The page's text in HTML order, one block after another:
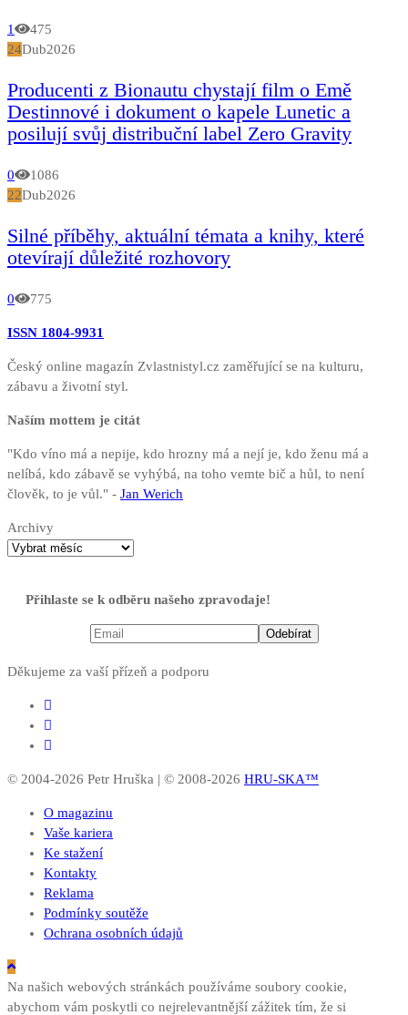
1
475
24Dub2026
Producenti z Bionautu chystají film o Emě
Destinnové i dokument o kapele Lunetic a
posilují svůj distribuční label Zero Gravity
0
1086
22Dub2026
Silné příběhy, aktuální témata a knihy, které
otevírají důležité rozhovory
0 775
ISSN 1804-9931
Český online magazín Zvlastnistyl.cz zaměřující se na kulturu,
zábavu a životní styl.
Naším mottem je citát
"Kdo víno má a nepije, kdo hrozny má a nejí je, kdo ženu má a
nelíbá, kdo zábavě se vyhýbá, na toho vemte bič a hůl, to není
člověk, to je vůl." - Jan Werich
Archivy
Přihlaste se k odběru našeho zpravodaje!
Děkujeme za vaší přízeň a podporu
© 2004-2026 Petr Hruška | © 2008-2026 HRU-SKA™
O magazinu
Vaše kariera
Ke stažení
Kontakty
Reklama
Podmínky soutěže
Ochrana osobních údajů
Na našich webových stránkách používáme soubory cookie,
abychom vám poskytli co nejrelevantnější zážitek tím, že si